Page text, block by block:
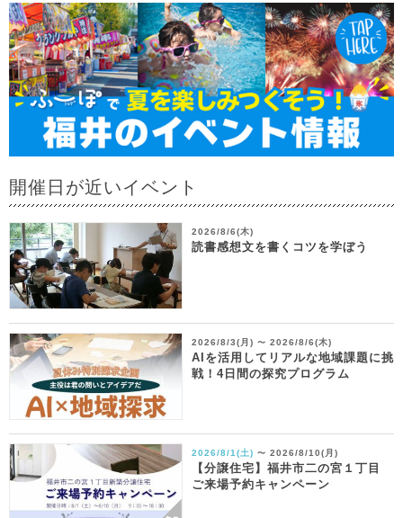
開催日が近いイベント
2026/8/6(木)
読書感想文を書くコツを学ぼう
2026/8/3(月) 〜 2026/8/6(木)
AIを活用してリアルな地域課題に挑
戦！4日間の探究プログラム
2026/8/1(土) 〜 2026/8/10(月)
【分譲住宅】福井市二の宮１丁目
ご来場予約キャンペーン